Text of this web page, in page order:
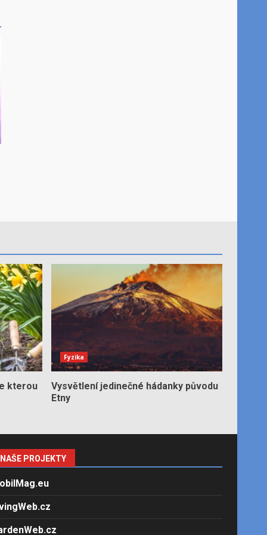
kterou
Fyzika
Vysvětlení jedinečné hádanky původu
Etny
NAŠE PROJEKTY